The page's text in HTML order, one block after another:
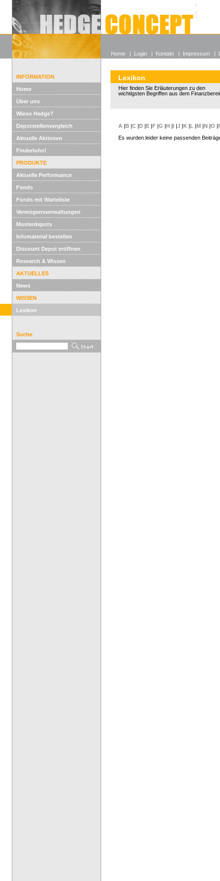
Alle
Wieso
INFORMATION
Home
Über uns
Wieso Hedge?
Depotstellenvergleich
Aktuelle Aktionen
Finderlohn!
PRODUKTE
Aktuelle Performance
Fonds
Fonds mit Warteliste
Vermögensverwaltungen
Musterdepots
Infomaterial bestellen
Discount Depot eröffnen
Research & Wissen
AKTUELLES
News
WISSEN
Lexikon
Suche
Lexikon
Hier finden Sie Erläuterungen zu den
wichtigsten Begriffen aus dem
A |B |C |D |E |F |G |H |I |J |K |L |M |N |O |
Es wurden leider keine passenden
Home | Login | Kontakt | Impressum |